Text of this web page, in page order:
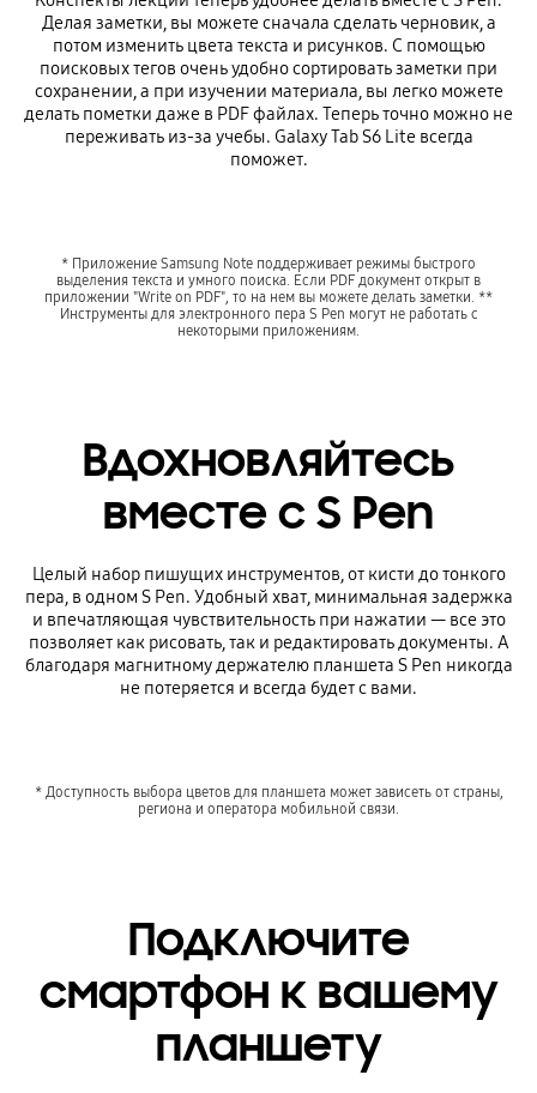
Делая заметки, вы можете сначала сделать черновик, а
потом изменить цвета текста и рисунков. С помощью
поисковых тегов очень удобно сортировать заметки при
сохранении, а при изучении материала, вы легко можете
делать пометки даже в PDF файлах. Теперь точно можно не
переживать из-за учебы. Galaxy Tab S6 Lite всегда
поможет.
* Приложение Samsung Note поддерживает режимы быстрого
выделения текста и умного поиска. Если PDF документ открыт в
приложении "Write on PDF", то на нем вы можете делать заметки. **
Инструменты для электронного пера S Pen могут не работать с
некоторыми приложениям.
Вдохновляйтесь
вместе с S Pen
Целый набор пишущих инструментов, от кисти до тонкого
пера, в одном S Pen. Удобный хват, минимальная задержка
и впечатляющая чувствительность при нажатии — все это
позволяет как рисовать, так и редактировать документы. А
благодаря магнитному держателю планшета S Pеn никогда
не потеряется и всегда будет с вами.
* Доступность выбора цветов для планшета может зависеть от страны,
региона и оператора мобильной связи.
Подключите
смартфон к вашему
планшету